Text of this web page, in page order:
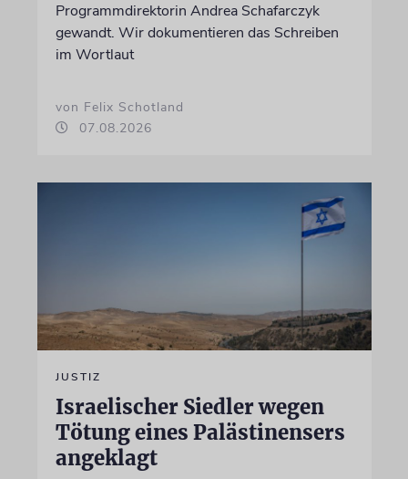
Programmdirektorin Andrea Schafarczyk
gewandt. Wir dokumentieren das Schreiben
im Wortlaut
von Felix Schotland
07.08.2026
JUSTIZ
Israelischer Siedler wegen
Tötung eines Palästinensers
angeklagt